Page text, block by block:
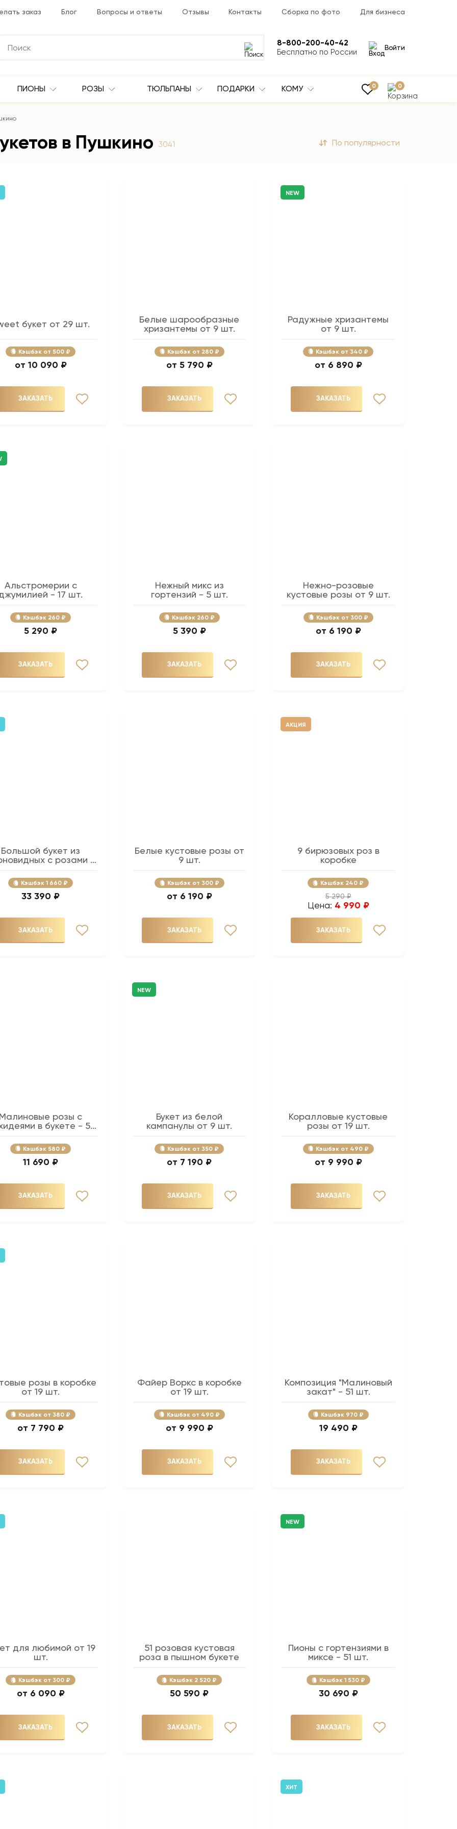
заказ Блог Вопросы и ответы Отзывы Контакты Сборка по фото Для бизнеса
8-800-200-40-42
Бесплатно по России
Войти
ПИОНЫ РОЗЫ ТЮЛЬПАНЫ ПОДАРКИ КОМУ 0 0
в Пушкино 3041 По популярности
букет от 29 шт.
Кэшбэк 500 ₽
10 090 ₽
ЗАКАЗАТЬ
Белые шарообразные
хризантемы от 9 шт.
Кэшбэк 280 ₽
5 790 ₽
ЗАКАЗАТЬ
NEW
Радужные хризантемы
от 9 шт.
Кэшбэк 340 ₽
6 890 ₽
ЗАКАЗАТЬ
Альстромерии с
- 17 шт.
Кэшбэк 260 ₽
5 290 ₽
ЗАКАЗАТЬ
Нежный микс из
гортензий - 5 шт.
Кэшбэк 260 ₽
5 390 ₽
ЗАКАЗАТЬ
Нежно-розовые
кустовые розы от 9 шт.
Кэшбэк 300 ₽
6 190 ₽
ЗАКАЗАТЬ
Большой букет из
с розами -
81 шт.
Кэшбэк1 660 ₽
33 390 ₽
ЗАКАЗАТЬ
Белые кустовые розы от
9 шт.
Кэшбэк 300 ₽
6 190 ₽
ЗАКАЗАТЬ
АКЦИЯ
9 бирюзовых роз в
коробке
Кэшбэк 240 ₽
5 290 ₽
Цена: 4 990 ₽
ЗАКАЗАТЬ
розы с
в букете - 51
шт.
Кэшбэк 580 ₽
11 690 ₽
ЗАКАЗАТЬ
NEW
Букет из белой
кампанулы от 9 шт.
Кэшбэк 350 ₽
7 190 ₽
ЗАКАЗАТЬ
Коралловые кустовые
розы от 19 шт.
Кэшбэк 490 ₽
9 990 ₽
ЗАКАЗАТЬ
розы в коробке
от 19 шт.
Кэшбэк 380 ₽
7 790 ₽
ЗАКАЗАТЬ
Файер Воркс в коробке
от 19 шт.
Кэшбэк 490 ₽
9 990 ₽
ЗАКАЗАТЬ
Композиция "Малиновый
закат" - 51 шт.
Кэшбэк 970 ₽
19 490 ₽
ЗАКАЗАТЬ
для любимой от 19
шт.
Кэшбэк 300 ₽
6 090 ₽
ЗАКАЗАТЬ
51 розовая кустовая
роза в пышном букете
Кэшбэк 2 520 ₽
50 590 ₽
ЗАКАЗАТЬ
NEW
Пионы с гортензиями в
миксе - 51 шт.
Кэшбэк 1 530 ₽
30 690 ₽
ЗАКАЗАТЬ
ХИТ